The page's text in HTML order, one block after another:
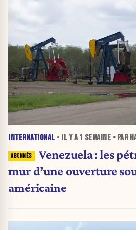
INTERNATIONAL • IL Y A 1 SEMAINE • PAR
Venezuela : les
mur d’une ouverture
américaine